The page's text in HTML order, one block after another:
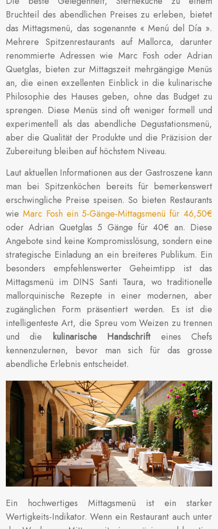
Bruchteil des abendlichen Preises zu erleben, bietet
das Mittagsmenü, das sogenannte « Menú del Día ».
Mehrere Spitzenrestaurants auf Mallorca, darunter
renommierte Adressen wie Marc Fosh oder Adrian
Quetglas, bieten zur Mittagszeit mehrgängige Menüs
an, die einen exzellenten Einblick in die kulinarische
Philosophie des Hauses geben, ohne das Budget zu
sprengen. Diese Menüs sind oft weniger formell und
experimentell als das abendliche Degustationsmenü,
aber die Qualität der Produkte und die Präzision der
Zubereitung bleiben auf höchstem Niveau.
Laut aktuellen Informationen aus der Gastroszene kann
man bei Spitzenköchen bereits für bemerkenswert
erschwingliche Preise speisen. So bieten Restaurants
wie Marc Fosh ein 5-Gänge-Mittagsmenü für 46,50€
oder Adrian Quetglas 5 Gänge für 40€ an. Diese
Angebote sind keine Kompromisslösung, sondern eine
strategische Einladung an ein breiteres Publikum. Ein
besonders empfehlenswerter Geheimtipp ist das
Mittagsmenü im DINS Santi Taura, wo traditionelle
mallorquinische Rezepte in einer modernen, aber
zugänglichen Form präsentiert werden. Es ist die
intelligenteste Art, die Spreu vom Weizen zu trennen
und die kulinarische Handschrifteines Chefs
kennenzulernen, bevor man sich für das grosse
abendliche Erlebnis entscheidet.
Ein hochwertiges Mittagsmenü ist ein starker
Wertigkeits-Indikator. Wenn ein Restaurant auch unter